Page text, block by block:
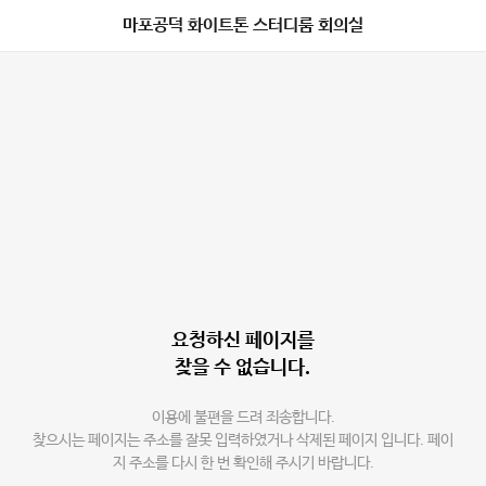
마포공덕 화이트톤 스터디룸 회의실
요청하신 페이지를
찾을 수 없습니다.
이용에 불편을 드려 죄송합니다.
찾으시는 페이지는 주소를 잘못 입력하였거나 삭제된 페이지 입니다. 페이
지 주소를 다시 한 번 확인해 주시기 바랍니다.